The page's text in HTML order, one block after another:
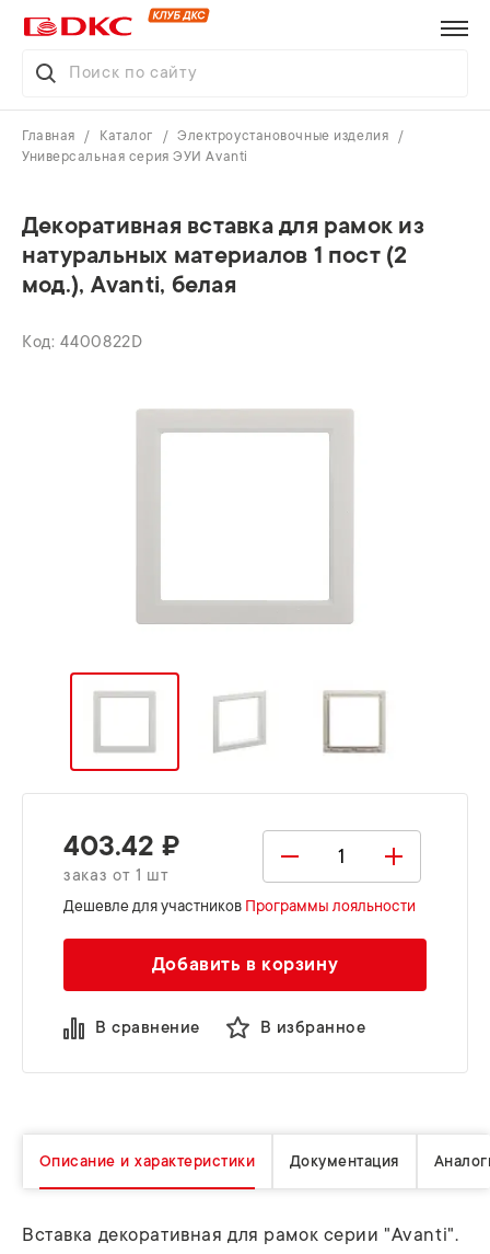
Главная Каталог
Электроустановочные изделия
Универсальная серия ЭУИ Avanti
Декоративная вставка для рамок из
натуральных материалов 1 пост (2
мод.), Avanti, белая
4400822D
403.42 ₽
заказ от 1 шт
Дешевле для участников Программы лояльности
Добавить в корзину
В сравнение В избранное
Описание и характеристики Документация
Вставка декоративная для рамок серии "Avanti".